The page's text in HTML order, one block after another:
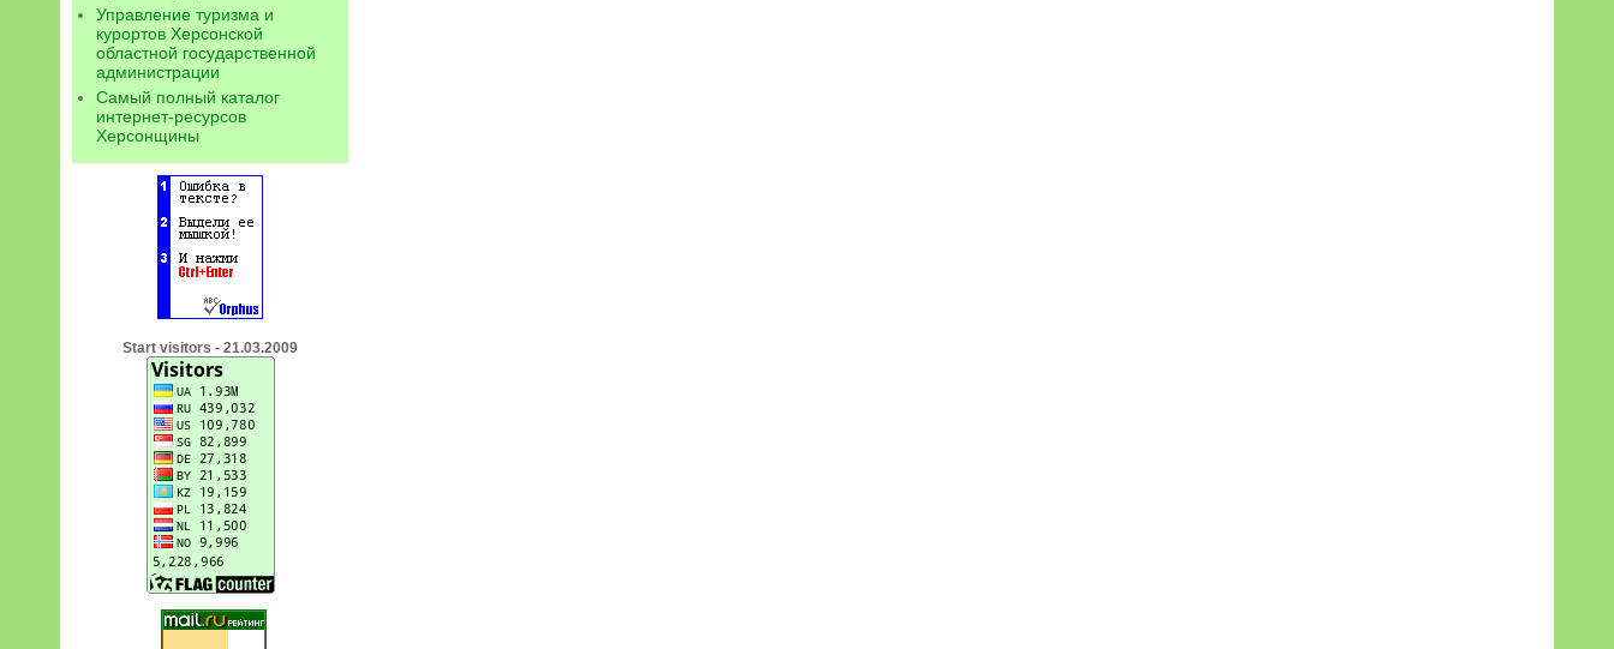
Управление туризма и
курортов Херсонской
областной государственной
администрации
Самый полный каталог
интернет-ресурсов
Херсонщины
Start visitors - 21.03.2009